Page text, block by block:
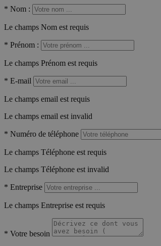
* Nom :
Le champs Nom est requis
* Prénom :
Le champs Prénom est requis
* E-mail
Le champs email est requis
Le champs email est invalid
* Numéro de téléphone
Le champs Téléphone est requis
Le champs Téléphone est invalid
* Entreprise
Le champs Entreprise est requis
* Votre besoin